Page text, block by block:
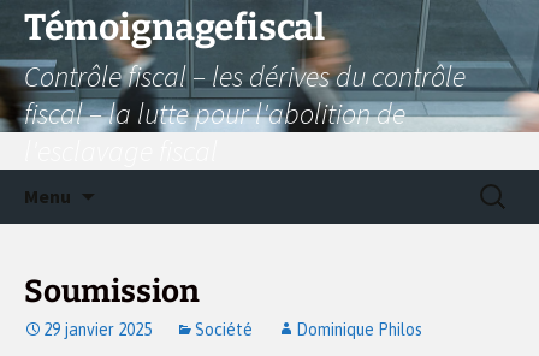
Aller
contenu
Témoignagefiscal
Contrôle fiscal – les dérives du contrôle
fiscal – la lutte pour l'abolition de
Menu
Soumission
29 janvier 2025 Société Dominique Philos